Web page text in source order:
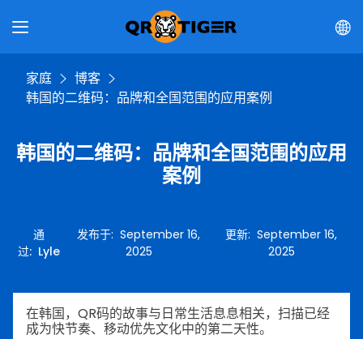
家庭
博客
韩国的二维码：品牌和全国范围的应用案例
韩国的二维码：品牌和全国范围的应用
案例
通
过: Lyle
发布于:September 16,
2025
更新:September 16,
2025
在韩国，QR码的故事与日常生活息息相关，扫描已经
成为快节奏、移动优先文化中的第二天性。